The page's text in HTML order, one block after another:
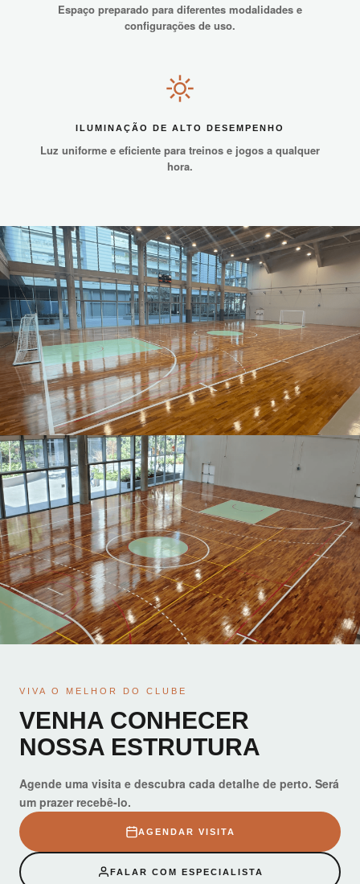
Espaço preparado para diferentes modalidades e
configurações de uso.
ILUMINAÇÃO DE ALTO DESEMPENHO
Luz uniforme e eficiente para treinos e jogos a qualquer
hora.
VIVA O MELHOR DO CLUBE
VENHA CONHECER
NOSSA ESTRUTURA
Agende uma visita e descubra cada detalhe de perto. Será
um prazer recebê-lo.
AGENDAR VISITA
FALAR COM ESPECIALISTA